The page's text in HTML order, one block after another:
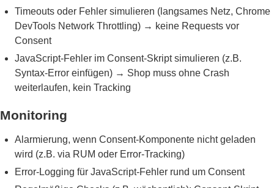
Timeouts oder Fehler simulieren (langsames Netz, Chrome
DevTools Network Throttling) → keine Requests vor
Consent
JavaScript-Fehler im Consent-Skript simulieren (z.B.
Syntax-Error einfügen) → Shop muss ohne Crash
weiterlaufen, kein Tracking
Monitoring
Alarmierung, wenn Consent-Komponente nicht geladen
wird (z.B. via RUM oder Error-Tracking)
Error-Logging für JavaScript-Fehler rund um Consent